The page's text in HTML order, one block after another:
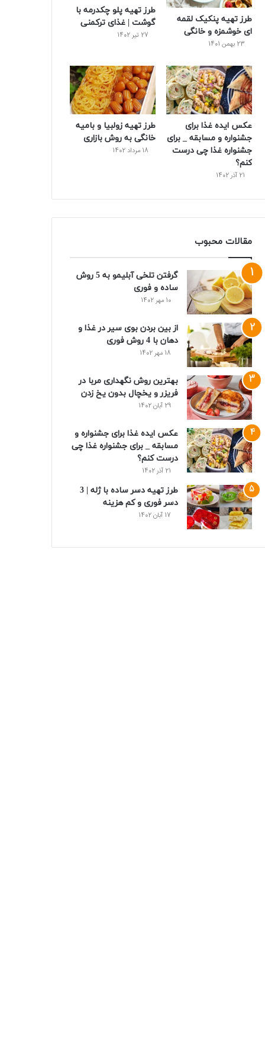
ت
طرز تهیه پنکیک لقمه
ای خوشمزه و خانگی
23 بهمن 1401
طرز تهیه پلو چکدرمه با
گوشت | غذای ترکمنی
27 تیر 1402
عکس ایده غذا برای
جشنواره و مسابقه _ برای
جشنواره غذا چی درست
کنم؟
21 آذر 1402
طرز تهیه زولبیا و بامیه
خانگی به روش بازاری
18 مرداد 1402
مقالات محبوب
گرفتن تلخی آبلیمو به 5 روش
ساده و فوری
10 مهر 1402
از بین بردن بوی سیر در غذا و
دهان با 4 روش فوری
18 مهر 1402
بهترین روش نگهداری مربا در
فریزر و یخچال بدون یخ زدن
29 آبان 1402
عکس ایده غذا برای جشنواره و
مسابقه _ برای جشنواره غذا چی
درست کنم؟
21 آذر 1402
طرز تهیه دسر ساده با ژله | 3
دسر فوری و کم هزینه
17 آبان 1402